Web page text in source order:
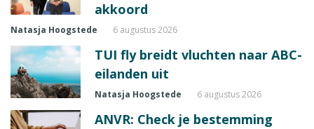
akkoord
Natasja Hoogstede 6 augustus 2026
TUI fly breidt vluchten naar ABC-
eilanden uit
Natasja Hoogstede 6 augustus 2026
ANVR: Check je bestemming